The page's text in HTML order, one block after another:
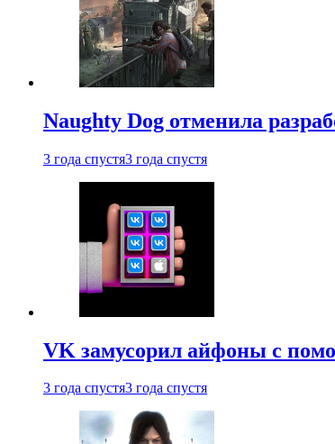
Naughty Dog отменила
3 года спустя3 года спустя
VK замусорил айфоны с
3 года спустя3 года спустя